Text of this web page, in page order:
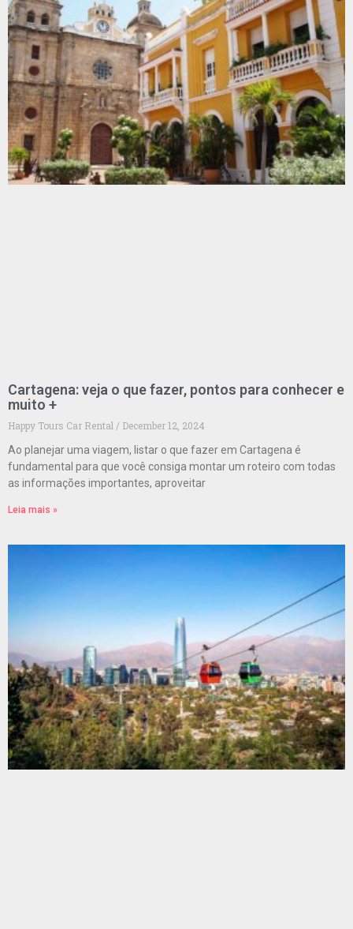
Cartagena: veja o que fazer, pontos para conhecer e
muito +
Happy Tours Car Rental
December 12, 2024
Ao planejar uma viagem, listar o que fazer em Cartagena é
fundamental para que você consiga montar um roteiro com todas
as informações importantes, aproveitar
Leia mais »